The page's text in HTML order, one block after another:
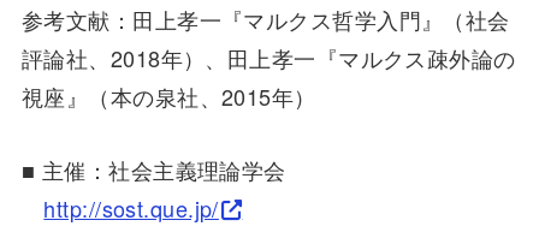
参考文献：田上孝一『マルクス哲学入門』（社会
評論社、2018年）、田上孝一『マルクス疎外論の
視座』（本の泉社、2015年）
■ 主催：社会主義理論学会
http://sost.que.jp/